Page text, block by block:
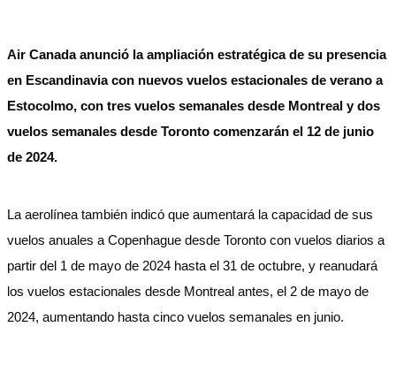
Air Canada anunció la ampliación estratégica de su presencia
en Escandinavia con nuevos vuelos estacionales de verano a
Estocolmo, con tres vuelos semanales desde Montreal y dos
vuelos semanales desde Toronto comenzarán el 12 de junio
de 2024.
La aerolínea también indicó que aumentará la capacidad de sus
vuelos anuales a Copenhague desde Toronto con vuelos diarios a
partir del 1 de mayo de 2024 hasta el 31 de octubre, y reanudará
los vuelos estacionales desde Montreal antes, el 2 de mayo de
2024, aumentando hasta cinco vuelos semanales en junio.